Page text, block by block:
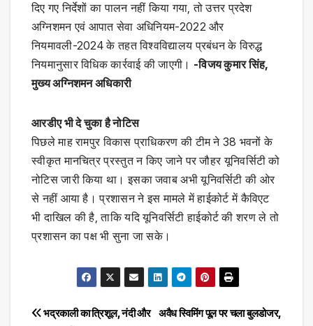
दिए गए निर्देशों का पालन नहीं किया गया, तो उत्तर प्रदेश
अग्निशमन एवं आपात सेवा अधिनियम-2022 और
नियमावली-2024 के तहत विश्वविद्यालय प्रबंधन के विरुद्ध
नियमानुसार विधिक कार्रवाई की जाएगी। -विजय कुमार सिंह,
मुख्य अग्निशमन अधिकारी
आरडीए भी दे चुका है नोटिस
पिछले माह रामपुर विकास प्राधिकरण की टीम ने 38 भवनों के
स्वीकृत मानचित्र प्रस्तुत न किए जाने पर जौहर यूनिवर्सिटी को
नोटिस जारी किया था। इसका जवाब अभी यूनिवर्सिटी की ओर
से नहीं आया है। प्रशासन ने इस मामले में हाईकोर्ट में कैविएट
भी दाखिल की है, ताकि यदि यूनिवर्सिटी हाईकोर्ट की शरण ले तो
प्रशासन का पक्ष भी सुना जा सके।
Post
अवैध स्विमिंग पूल पर चला बुलडोजर,
भद्रकाली का त्रिशूल, नंदी और